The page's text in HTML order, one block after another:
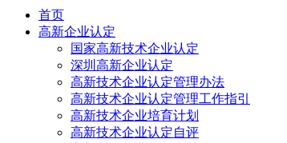
首页
高新企业认定
国家高新技术企业认定
深圳高新企业认定
高新技术企业认定管理办法
高新技术企业认定管理工作指引
高新技术企业培育计划
高新技术企业认定自评